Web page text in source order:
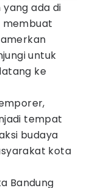
ada di
membuat
untuk
ke
tempat
budaya
kota
Bandung